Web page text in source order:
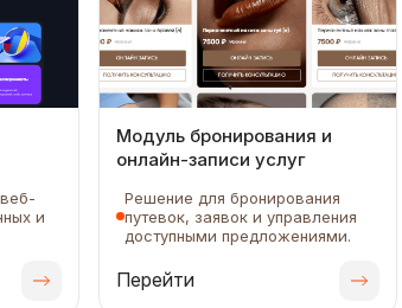
и
Модуль бронирования и
онлайн-записи услуг
Решение для бронирования
путевок, заявок и управления
доступными предложениями.
Перейти